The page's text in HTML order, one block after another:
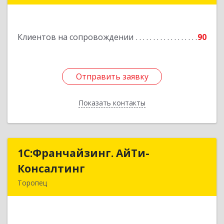
Клиентов на сопровождении 90
Отправить заявку
Показать контакты
Отправить заявку
Назад
1С:Франчайзинг. АйТи-
Консалтинг
Торопец
1С:Франчайзинг. АйТи-